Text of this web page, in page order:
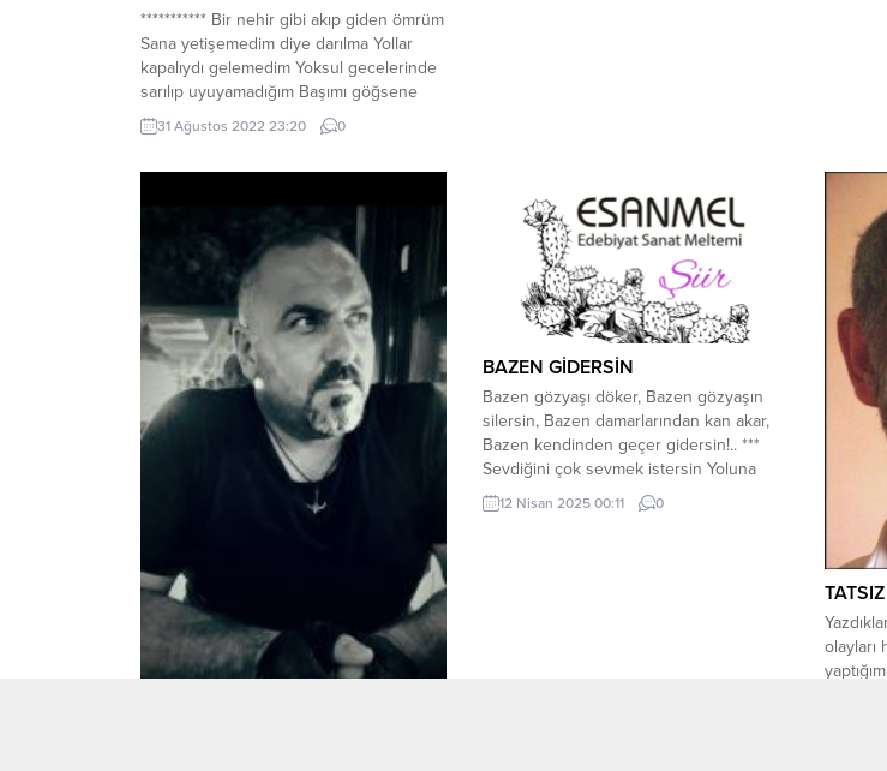
*********** Bir nehir gibi akıp giden ömrüm
Sana yetişemedim diye darılma Yollar
kapalıydı gelemedim Yoksul gecelerinde
sarılıp uyuyamadığım Başımı göğsene
koyup uyuduğum geceler gibi hatırla.
İstiyorum.. ******* Sayki içerdeyim Veya
köylerde, Kaç bin nedensiz; Rhatsızlıklar
yaşadın benimle, Kocaman ülkeye
sığdıramadılar bizi...
31 Ağustos 2022 23:20 0
BAZEN GİDERSİN
Bazen gözyaşı döker, Bazen gözyaşın
silersin, Bazen damarlarından kan akar,
Bazen kendinden geçer gidersin!.. ***
Sevdiğini çok sevmek istersin Yoluna
kırmızı güller serersin Bazen ağlarsın
bazen gülersin Bazen de çekip gidersin!..
12 Nisan 2025 00:11 0
olayları